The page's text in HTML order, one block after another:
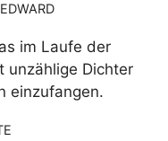
EDWARD
im Laufe der
unzählige Dichter
einzufangen.